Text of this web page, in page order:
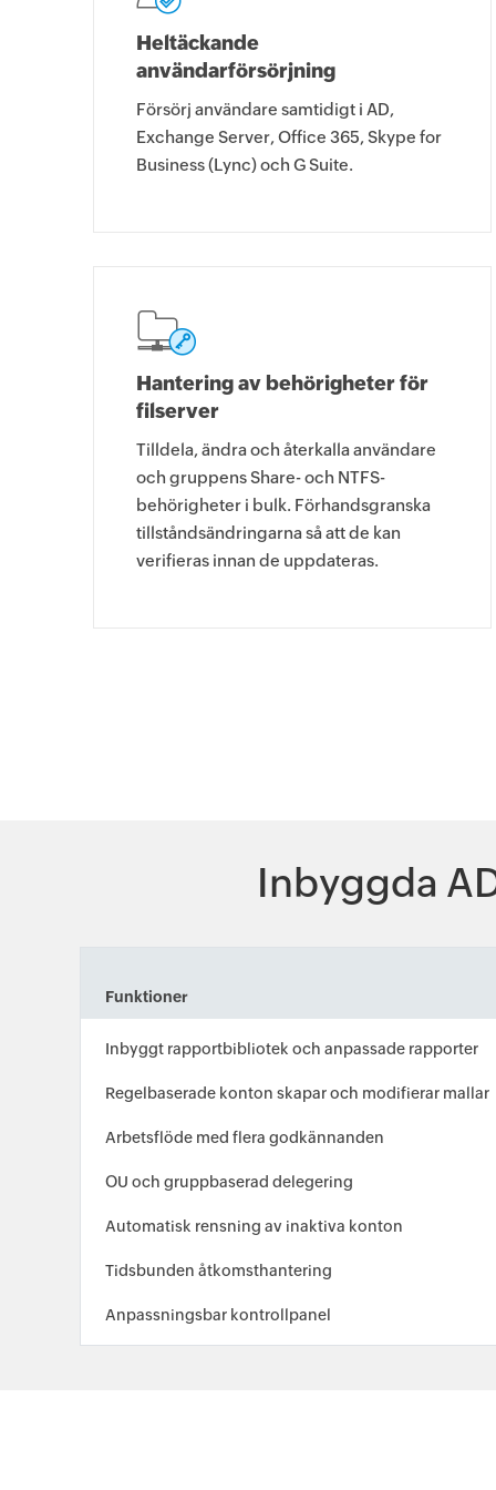
Heltäckande
användarförsörjning
Försörj användare samtidigt i AD,
Exchange Server, Office 365, Skype for
Business (Lync) och G Suite.
Hantering av behörigheter för
filserver
Tilldela, ändra och återkalla användare
och gruppens Share- och NTFS-
behörigheter i bulk. Förhandsgranska
tillståndsändringarna så att de kan
verifieras innan de uppdateras.
Inbyggda
Funktioner
Inbyggt rapportbibliotek och anpassade rapporter
Regelbaserade konton skapar och modifierar mallar
Arbetsflöde med flera godkännanden
OU och gruppbaserad delegering
Automatisk rensning av inaktiva konton
Tidsbunden åtkomsthantering
Anpassningsbar kontrollpanel